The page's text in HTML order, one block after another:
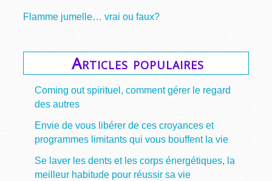
Flamme jumelle… vrai ou faux?
Articles populaires
Coming out spirituel, comment gérer le regard
des autres
Envie de vous libérer de ces croyances et
programmes limitants qui vous bouffent la vie
Se laver les dents et les corps énergétiques, la
meilleur habitude pour réussir sa vie